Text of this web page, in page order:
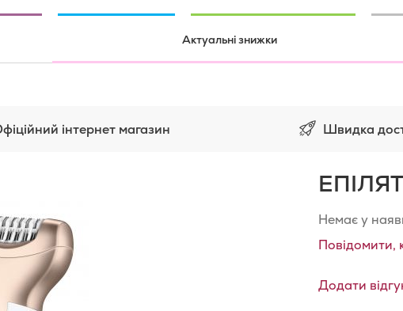
Актуальні знижки
інтернет магазин Швидка
Немає у
Повідомити,
Додати